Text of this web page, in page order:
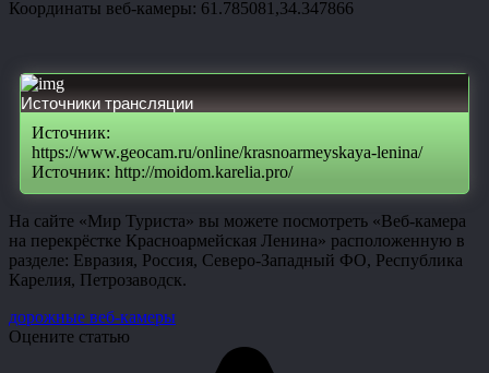
Координаты веб-камеры: 61.785081,34.347866
Источники трансляции
Источник:
https://www.geocam.ru/online/krasnoarmeyskaya-lenina/
Источник: http://moidom.karelia.pro/
На сайте «Мир Туриста» вы можете посмотреть «Веб-камера
на перекрёстке Красноармейская Ленина» расположенную в
разделе: Евразия, Россия, Северо-Западный ФО, Республика
Карелия, Петрозаводск.
дорожные веб-камеры
Оцените статью